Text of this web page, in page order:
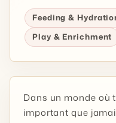
Feeding &
Play & Enrichment
Dans un monde où
important que